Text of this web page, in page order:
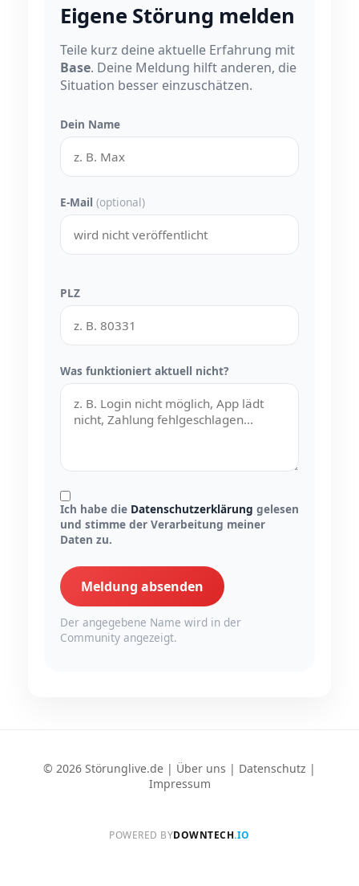
Eigene Störung melden
Teile kurz deine aktuelle Erfahrung mit
Base. Deine Meldung hilft anderen, die
Situation besser einzuschätzen.
Dein Name
E-Mail (optional)
PLZ
Was funktioniert aktuell nicht?
Ich habe die Datenschutzerklärung gelesen
und stimme der Verarbeitung meiner
Daten zu.
Meldung absenden
Der angegebene Name wird in der
Community angezeigt.
© 2026 Störunglive.de | Über uns | Datenschutz |
Impressum
POWERED BYDOWNTECH.IO